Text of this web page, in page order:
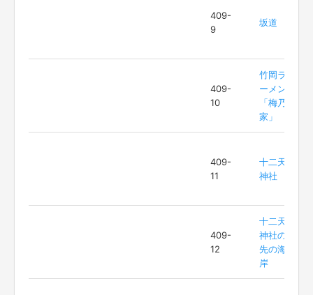
409-
9
坂道
409-
10
竹岡ラ
ーメン
「梅乃
家」
409-
11
十二天
神社
409-
12
十二天
神社の
先の海
岸